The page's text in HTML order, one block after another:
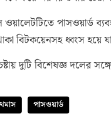
ওয়ালেটটিতে
বিটকয়েনসহ ধ্বংস হয়ে
দুটি বিশেষজ্ঞ দলের
থমাস পাসওয়ার্ড